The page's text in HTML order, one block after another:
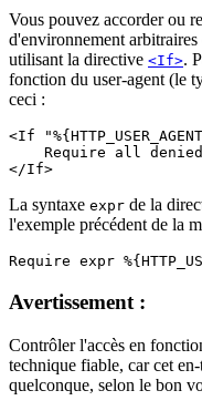
Vous pouvez accorder ou
d'environnement arbitraires
utilisant la directive <If>.
fonction du user-agent (le
ceci :
<If
    Require all denied
</If>
La syntaxe expr de la
l'exemple précédent de la
Require expr
Avertissement :
Contrôler l'accès en
technique fiable, car cet
quelconque, selon le bon